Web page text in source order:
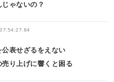
ゃないの？
表せざるをえない
り上げに響くと困る